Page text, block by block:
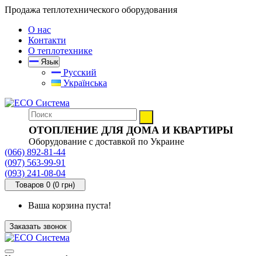
Продажа теплотехнического оборудования
О нас
Контакти
О теплотехнике
Язык
Русский
Українська
ОТОПЛЕНИЕ ДЛЯ ДОМА И КВАРТИРЫ
Оборудование с доставкой по Украине
(066) 892-81-44
(097) 563-99-91
(093) 241-08-04
Товаров 0 (0 грн)
Ваша корзина пуста!
Заказать звонок